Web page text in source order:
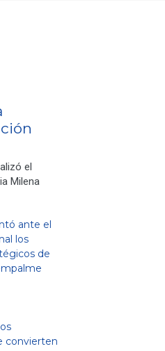
el
Milena
ante el
los
de
convierten